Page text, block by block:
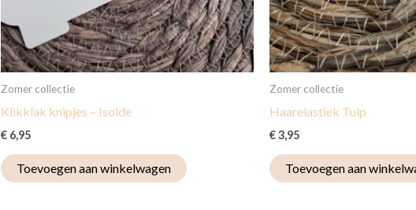
Zomer collectie
Klikklak knipjes – Isolde
€ 6,95
Toevoegen aan winkelwagen
Zomer collectie
Haarelastiek Tulp
€3,95
Toevoegen aan